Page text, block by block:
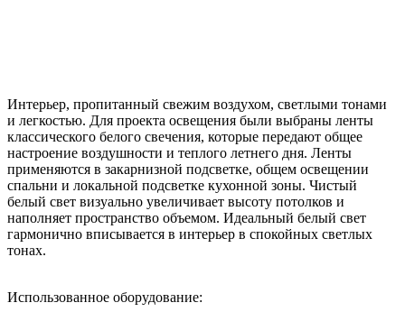
Интерьер, пропитанный свежим воздухом, светлыми тонами
и легкостью. Для проекта освещения были выбраны ленты
классического белого свечения, которые передают общее
настроение воздушности и теплого летнего дня. Ленты
применяются в закарнизной подсветке, общем освещении
спальни и локальной подсветке кухонной зоны. Чистый
белый свет визуально увеличивает высоту потолков и
наполняет пространство объемом. Идеальный белый свет
гармонично вписывается в интерьер в спокойных светлых
тонах.
Использованное оборудование: